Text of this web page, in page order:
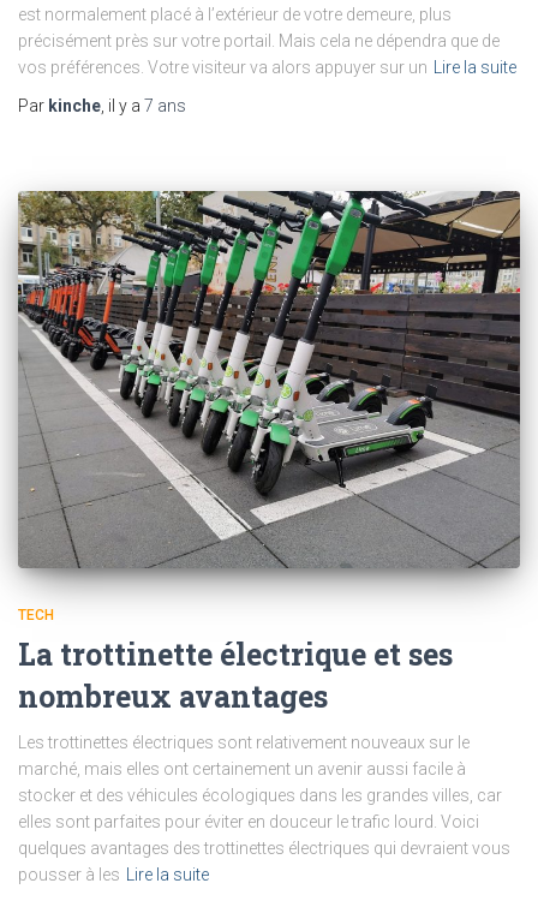
est normalement placé à l’extérieur de votre demeure, plus
précisément près sur votre portail. Mais cela ne dépendra que de
vos préférences. Votre visiteur va alors appuyer sur un
Lire la suite
Par kinche , il y a 7 ans
TECH
La trottinette électrique et ses
nombreux avantages
Les trottinettes électriques sont relativement nouveaux sur le
marché, mais elles ont certainement un avenir aussi facile à
stocker et des véhicules écologiques dans les grandes villes, car
elles sont parfaites pour éviter en douceur le trafic lourd. Voici
quelques avantages des trottinettes électriques qui devraient vous
pousser à les
Lire la suite